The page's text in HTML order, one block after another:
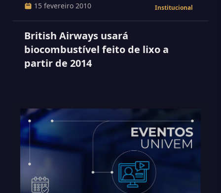
15 fevereiro 2010 Institucional
British Airways usará
biocombustível feito de lixo a
partir de 2014